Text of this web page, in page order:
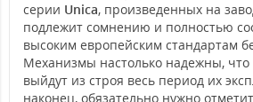
серии Unica, произведенных на
подлежит сомнению и полностью
высоким европейским стандартам
Механизмы настолько надежны, что
выйдут из строя весь период их
наконец, обязательно нужно